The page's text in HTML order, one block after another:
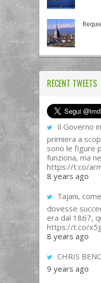
RECENT TWEETS
Il Governo
primiera a
sono le figure
funziona, ma
https://t.co/
8 years ago
Tajani,
dovesse
era dal 1867,
https://t.co/
8 years ago
CHRIS
9 years ago